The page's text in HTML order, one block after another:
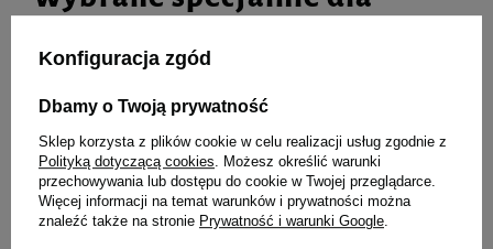
Reindeer Brelok świąteczny
odblaskowy Dolina Noteci
32,99 zł
Mokra karma dla psa Dolina
Noteci Premium junior mix 12 x
400 g
105,60 zł 22,00 zł / kg
Konfiguracja zgód
Dbamy o Twoją prywatność
Sklep korzysta z plików cookie w celu realizacji usług zgodnie z
Polityką dotyczącą cookies . Możesz określić warunki
przechowywania lub dostępu do cookie w Twojej przeglądarce.
Więcej informacji na temat warunków i prywatności można
znaleźć także na stronie Prywatność i warunki Google